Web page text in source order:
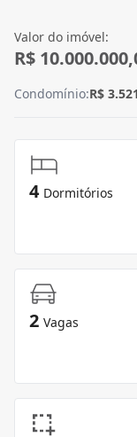
Valor do imóvel:
R$
Condomínio:R$
4 Dormitórios
2 Vagas